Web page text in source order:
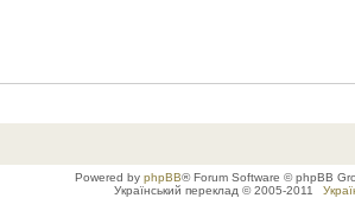
Powered by phpBB® Forum Software © phpBB
Український переклад © 2005-2011